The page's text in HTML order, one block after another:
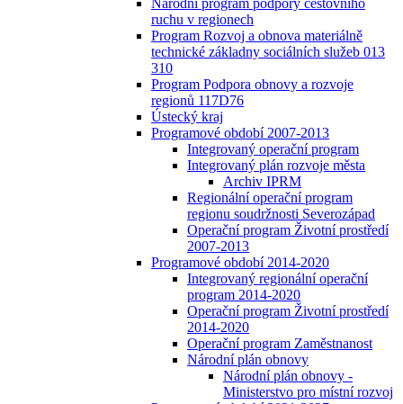
Národní program podpory cestovního
ruchu v regionech
Program Rozvoj a obnova materiálně
technické základny sociálních služeb 013
310
Program Podpora obnovy a rozvoje
regionů 117D76
Ústecký kraj
Programové období 2007-2013
Integrovaný operační program
Integrovaný plán rozvoje města
Archiv IPRM
Regionální operační program
regionu soudržnosti Severozápad
Operační program Životní prostředí
2007-2013
Programové období 2014-2020
Integrovaný regionální operační
program 2014-2020
Operační program Životní prostředí
2014-2020
Operační program Zaměstnanost
Národní plán obnovy
Národní plán obnovy -
Ministerstvo pro místní rozvoj